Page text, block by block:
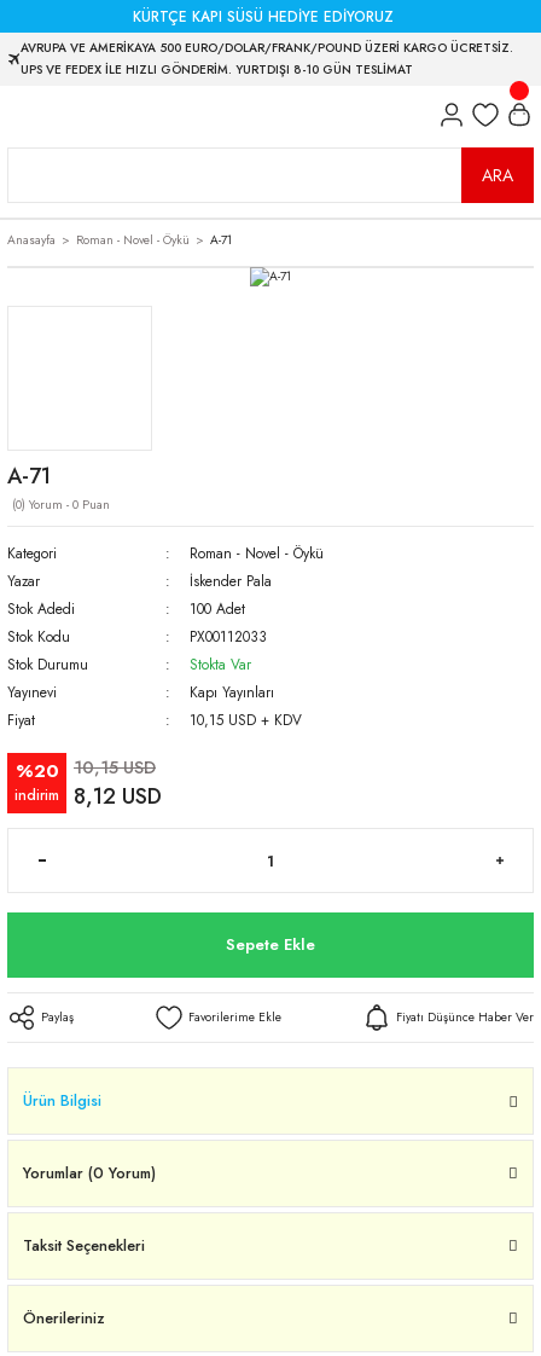
KÜRTÇE KAPI SÜSÜ HEDİYE EDİYORUZ
AVRUPA VE AMERİKAYA 500 EURO/DOLAR/FRANK/POUND ÜZERİ KARGO ÜCRETSİZ.
UPS VE FEDEX İLE HIZLI GÖNDERİM. YURTDIŞI 8-10 GÜN TESLİMAT
ARA
Anasayfa Roman - Novel - Öykü A-71
A-71
(0) Yorum - 0 Puan
Kategori
Roman - Novel - Öykü
Yazar
İskender Pala
Stok Adedi
100 Adet
Stok Kodu
PX00112033
Stok Durumu
Stokta Var
Yayınevi
Kapı Yayınları
Fiyat
10,15 USD + KDV
%20
indirim
10,15 USD
8,12 USD
Sepete Ekle
Paylaş Fiyatı Düşünce Haber Ver
Ürün Bilgisi
Yorumlar (0 Yorum)
Taksit Seçenekleri
Önerileriniz